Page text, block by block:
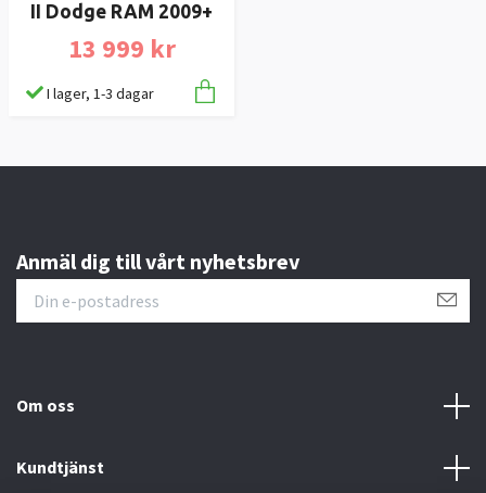
II Dodge RAM 2009+
13 999 kr
I lager, 1-3 dagar
Anmäl dig till vårt nyhetsbrev
Om oss
Kundtjänst